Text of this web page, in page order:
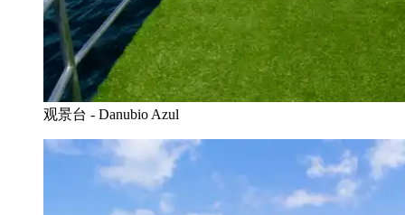
观景台 - Danubio Azul